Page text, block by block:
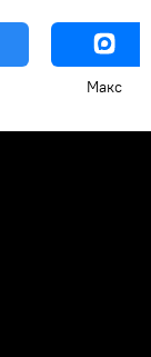
Макс